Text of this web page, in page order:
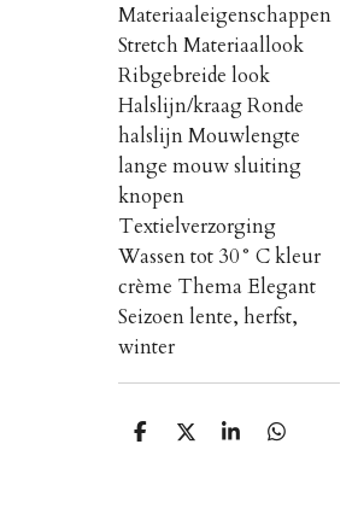
Materiaaleigenschappen
Stretch Materiaallook
Ribgebreide look
Halslijn/kraag Ronde
halslijn Mouwlengte
lange mouw sluiting
knopen
Textielverzorging
Wassen tot 30° C kleur
crème Thema Elegant
Seizoen lente, herfst,
winter
S
S
S
S